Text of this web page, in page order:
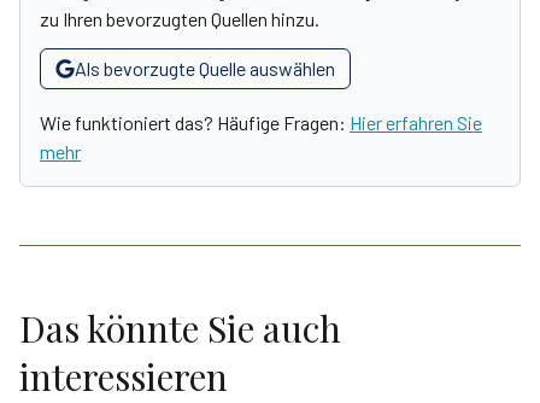
zu Ihren bevorzugten Quellen hinzu.
Als bevorzugte Quelle auswählen
Wie funktioniert das? Häufige Fragen: Hier erfahren Sie
mehr
Das könnte Sie auch
interessieren